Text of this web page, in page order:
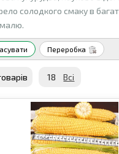
солодкого смаку в
Переробка
18 Всi